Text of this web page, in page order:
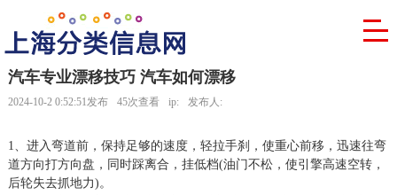
汽车专业漂移技巧 汽车如何漂移
2024-10-2 0:52:51发布 45次查看 ip: 发布人:
1、进入弯道前，保持足够的速度，轻拉手刹，使重心前移，迅速往弯
道方向打方向盘，同时踩离合，挂低档(油门不松，使引擎高速空转，
后轮失去抓地力)。